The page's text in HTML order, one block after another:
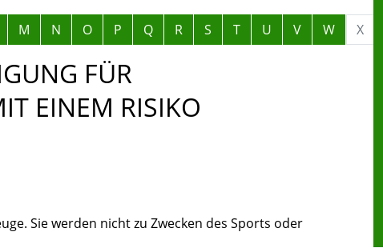
M N O P Q R S T U V W X
FÜR
EINEM RISIKO
Sie werden nicht zu Zwecken des Sports oder